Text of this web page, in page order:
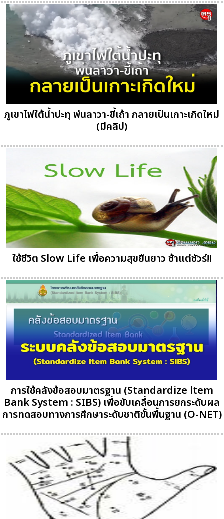
ภูเขาไฟใต้น้ำปะทุ พ่นลาวา-ขี้เถ้า กลายเป็นเกาะเกิดใหม่
(มีคลิป)
ใช้ชีวิต Slow Life เพื่อความสุขยืนยาว ช้าแต่ชัวร์!!
การใช้คลังข้อสอบมาตรฐาน (Standardize ltem
Bank System : SIBS) เพื่อขับเคลื่อนการยกระดับผล
การทดสอบทางการศึกษาระดับชาติขั้นพื้นฐาน (O-NET)